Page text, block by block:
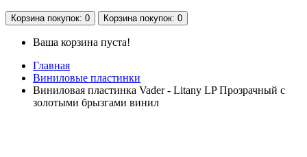
Корзина покупок: 0 Корзина покупок: 0
Ваша корзина пуста!
Главная
Виниловые пластинки
Виниловая пластинка Vader - Litany LP Прозрачный с
золотыми брызгами винил